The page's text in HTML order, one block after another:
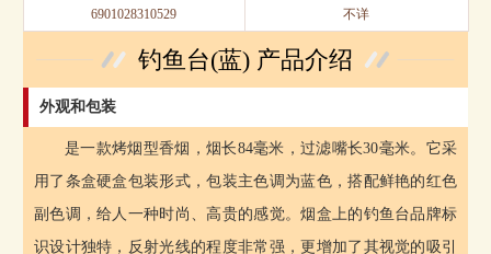
6901028310529 不详
钓鱼台(蓝) 产品介绍
外观和包装
是一款烤烟型香烟，烟长84毫米，过滤嘴长30毫米。它采
用了条盒硬盒包装形式，包装主色调为蓝色，搭配鲜艳的红色
副色调，给人一种时尚、高贵的感觉。烟盒上的钓鱼台品牌标
识设计独特，反射光线的程度非常强，更增加了其视觉的吸引